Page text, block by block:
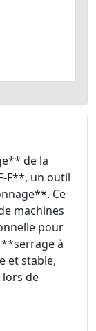
de la
F**, un outil
Ce
machines
pour
**serrage à
et stable,
de